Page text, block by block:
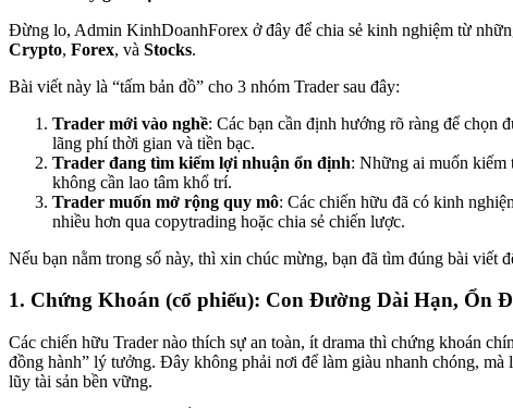
Đừng lo, Admin KinhDoanhForex ở đây để chia sẻ kinh nghiệm từ
Crypto, Forex, và Stocks.
Bài viết này là “tấm bản đồ” cho 3 nhóm Trader sau đây:
Trader mới vào nghề: Các bạn cần định hướng rõ ràng để chọn
lãng phí thời gian và tiền bạc.
Trader đang tìm kiếm lợi nhuận ổn định: Những ai muốn kiếm
không cần lao tâm khổ trí.
Trader muốn mở rộng quy mô: Các chiến hữu đã có kinh
nhiều hơn qua copytrading hoặc chia sẻ chiến lược.
Nếu bạn nằm trong số này, thì xin chúc mừng, bạn đã tìm đúng bài viết
1. Chứng Khoán (cổ phiếu): Con Đường Dài Hạn, Ổn
Các chiến hữu Trader nào thích sự an toàn, ít drama thì chứng khoán
đồng hành” lý tưởng. Đây không phải nơi để làm giàu nhanh chóng, mà
lũy tài sản bền vững.